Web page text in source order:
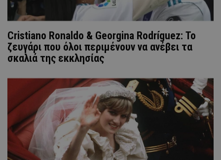
Cristiano Ronaldo & Georgina Rodríguez: Το
ζευγάρι που όλοι περιμένουν να ανέβει τα
σκαλιά της εκκλησίας